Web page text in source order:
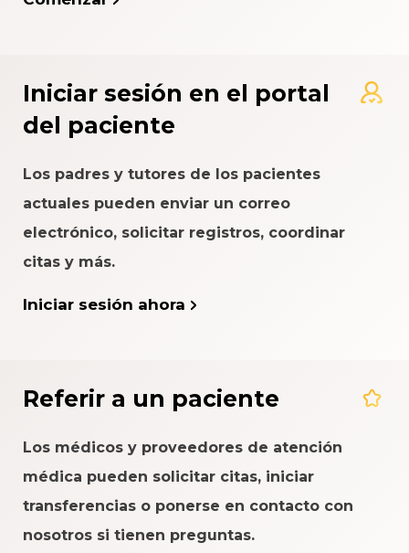
Iniciar sesión en el portal
del paciente
Los padres y tutores de los pacientes
actuales pueden enviar un correo
electrónico, solicitar registros, coordinar
citas y más.
Iniciar sesión ahora
Referir a un paciente
Los médicos y proveedores de atención
médica pueden solicitar citas, iniciar
transferencias o ponerse en contacto con
nosotros si tienen preguntas.